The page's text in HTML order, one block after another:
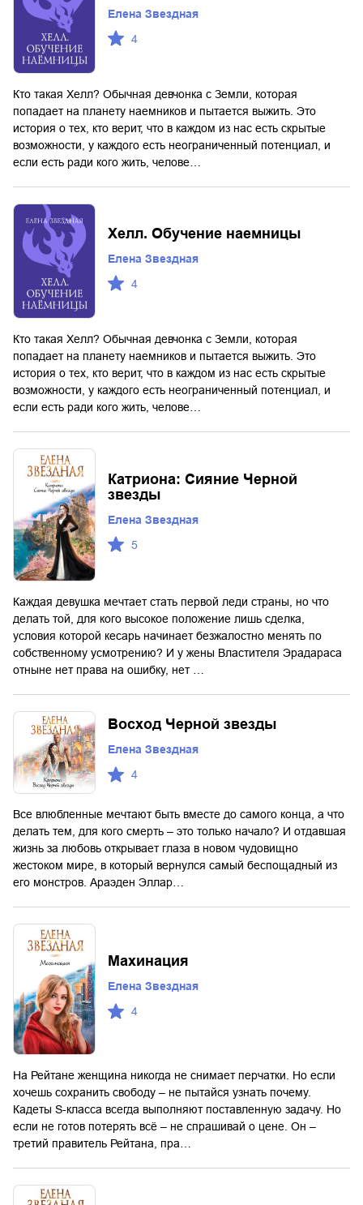
Елена Звездная
4
Кто такая Хелл? Обычная девчонка с Земли, которая
попадает на планету наемников и пытается выжить. Это
история о тех, кто верит, что в каждом из нас есть скрытые
возможности, у каждого есть неограниченный потенциал, и
если есть ради кого жить, челове…
Хелл. Обучение наемницы
Елена Звездная
4
Кто такая Хелл? Обычная девчонка с Земли, которая
попадает на планету наемников и пытается выжить. Это
история о тех, кто верит, что в каждом из нас есть скрытые
возможности, у каждого есть неограниченный потенциал, и
если есть ради кого жить, челове…
Катриона: Сияние Черной
звезды
Елена Звездная
5
Каждая девушка мечтает стать первой леди страны, но что
делать той, для кого высокое положение лишь сделка,
условия которой кесарь начинает безжалостно менять по
собственному усмотрению? И у жены Властителя Эрадараса
отныне нет права на ошибку, нет …
Восход Черной звезды
Елена Звездная
4
Все влюбленные мечтают быть вместе до самого конца, а что
делать тем, для кого смерть – это только начало? И отдавшая
жизнь за любовь открывает глаза в новом чудовищно
жестоком мире, в который вернулся самый беспощадный из
его монстров. Араэден Эллар…
Махинация
Елена Звездная
4
На Рейтане женщина никогда не снимает перчатки. Но если
хочешь сохранить свободу – не пытайся узнать почему.
Кадеты S-класса всегда выполняют поставленную задачу. Но
если не готов потерять всё – не спрашивай о цене. Он –
третий правитель Рейтана, пра…